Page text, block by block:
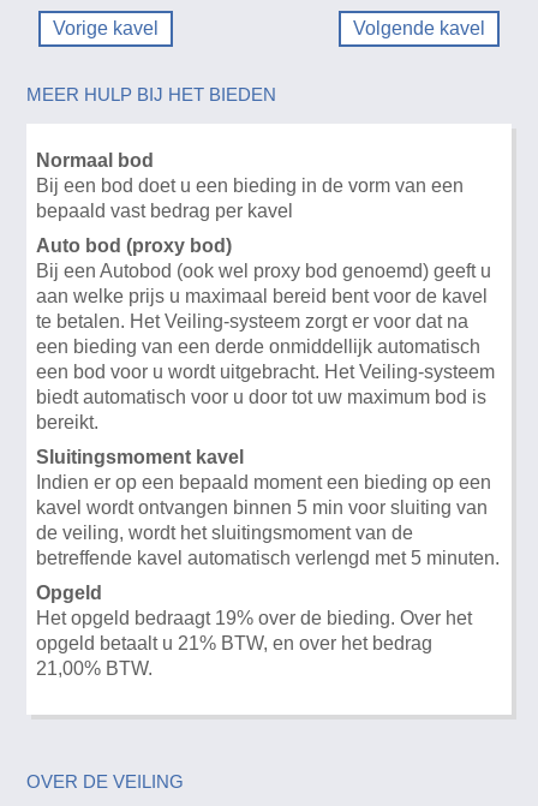
Vorige kavel Volgende kavel
MEER HULP BIJ HET BIEDEN
Normaal bod
Bij een bod doet u een bieding in de vorm van een
bepaald vast bedrag per kavel
Auto bod (proxy bod)
Bij een Autobod (ook wel proxy bod genoemd) geeft u
aan welke prijs u maximaal bereid bent voor de kavel
te betalen. Het Veiling-systeem zorgt er voor dat na
een bieding van een derde onmiddellijk automatisch
een bod voor u wordt uitgebracht. Het Veiling-systeem
biedt automatisch voor u door tot uw maximum bod is
bereikt.
Sluitingsmoment kavel
Indien er op een bepaald moment een bieding op een
kavel wordt ontvangen binnen 5 min voor sluiting van
de veiling, wordt het sluitingsmoment van de
betreffende kavel automatisch verlengd met 5 minuten.
Opgeld
Het opgeld bedraagt 19% over de bieding. Over het
opgeld betaalt u 21% BTW, en over het bedrag
21,00% BTW.
OVER DE VEILING